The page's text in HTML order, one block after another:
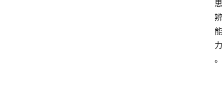
思
辨
能
力
。